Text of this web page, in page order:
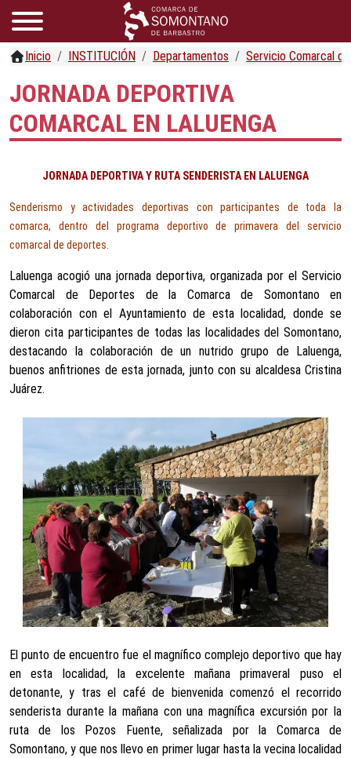
Inicio INSTITUCIÓN Departamentos Servicio Comarcal
JORNADA DEPORTIVA
COMARCAL EN LALUENGA
JORNADA DEPORTIVA Y RUTA SENDERISTA EN LALUENGA
Senderismo y actividades deportivas con participantes de toda la
comarca, dentro del programa deportivo de primavera del servicio
comarcal de deportes.
Laluenga acogió una jornada deportiva, organizada por el Servicio
Comarcal de Deportes de la Comarca de Somontano en
colaboración con el Ayuntamiento de esta localidad, donde se
dieron cita participantes de todas las localidades del Somontano,
destacando la colaboración de un nutrido grupo de Laluenga,
buenos anfitriones de esta jornada, junto con su alcaldesa Cristina
Juárez.
El punto de encuentro fue el magnífico complejo deportivo que hay
en esta localidad, la excelente mañana primaveral puso el
detonante, y tras el café de bienvenida comenzó el recorrido
senderista durante la mañana con una magnífica excursión por la
ruta de los Pozos Fuente, señalizada por la Comarca de
Somontano, y que nos llevo en primer lugar hasta la vecina localidad